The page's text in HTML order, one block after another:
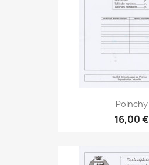
Poinchy
16,00 €